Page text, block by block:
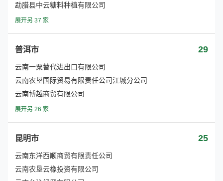
勐腊县中云糖料种植有限公司
展开另 37 家
普洱市 29
云南一粟替代进出口有限公司
云南农垦国际贸易有限责任公司江城分公司
云南博越商贸有限公司
展开另 26 家
昆明市 25
云南东洋西顺商贸有限责任公司
云南农垦云橡投资有限公司